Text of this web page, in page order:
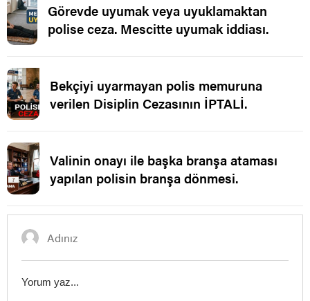
Görevde uyumak veya uyuklamaktan
polise ceza. Mescitte uyumak iddiası.
Bekçiyi uyarmayan polis memuruna
verilen Disiplin Cezasının İPTALİ.
Valinin onayı ile başka branşa ataması
yapılan polisin branşa dönmesi.